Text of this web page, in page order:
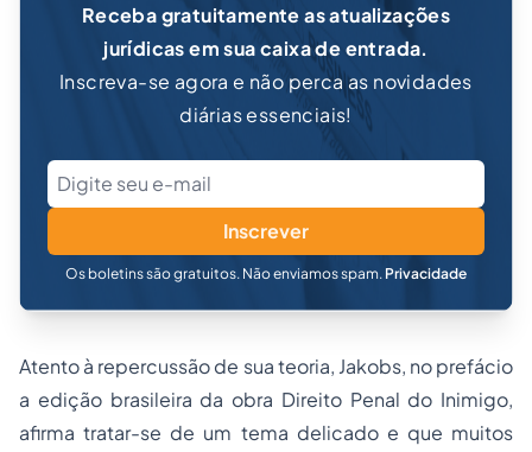
Receba gratuitamente as atualizações
jurídicas em sua caixa de entrada.
Inscreva-se agora e não perca as novidades
diárias essenciais!
Inscrever
Os boletins são gratuitos. Não enviamos spam. Privacidade
Atento à repercussão de sua teoria, Jakobs, no prefácio
a edição brasileira da obra Direito Penal do Inimigo,
afirma tratar-se de um tema delicado e que muitos